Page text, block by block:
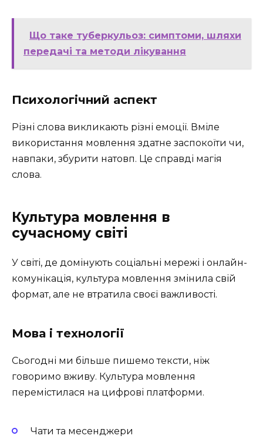
Що таке туберкульоз: симптоми, шляхи
передачі та методи лікування
Психологічний аспект
Різні слова викликають різні емоції. Вміле
використання мовлення здатне заспокоїти чи,
навпаки, збурити натовп. Це справді магія
слова.
Культура мовлення в
сучасному світі
У світі, де домінують соціальні мережі і онлайн-
комунікація, культура мовлення змінила свій
формат, але не втратила своєї важливості.
Мова і технології
Сьогодні ми більше пишемо тексти, ніж
говоримо вживу. Культура мовлення
перемістилася на цифрові платформи.
Чати та месенджери